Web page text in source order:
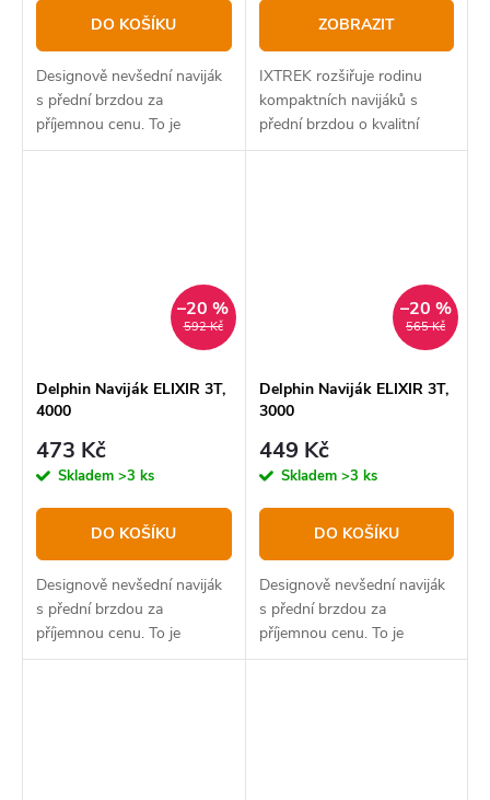
DO KOŠÍKU
Designově nevšední naviják
s přední brzdou za
příjemnou cenu. To je
Delphin ELIXIR, který svým
ZOBRAZIT
IXTREK rozšiřuje rodinu
kompaktních navijáků s
přední brzdou o kvalitní
model za přijatelnou cenu.
592 Kč
–20 %
Delphin Naviják ELIXIR 3T,
4000
473 Kč
Skladem >3 ks
DO KOŠÍKU
Designově nevšední naviják
s přední brzdou za
příjemnou cenu. To je
Delphin ELIXIR, který svým
565 Kč
–20 %
Delphin Naviják ELIXIR 3T,
3000
449 Kč
Skladem >3 ks
DO KOŠÍKU
Designově nevšední naviják
s přední brzdou za
příjemnou cenu. To je
Delphin ELIXIR, který svým